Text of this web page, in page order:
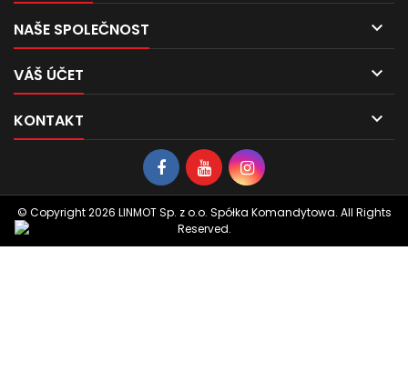
NAŠE SPOLEČNOST 
VÁŠ ÚČET 
KONTAKT 
© Copyright 2026 LINMOT Sp. z o.o. Spółka Komandytowa. All Rights
Reserved.